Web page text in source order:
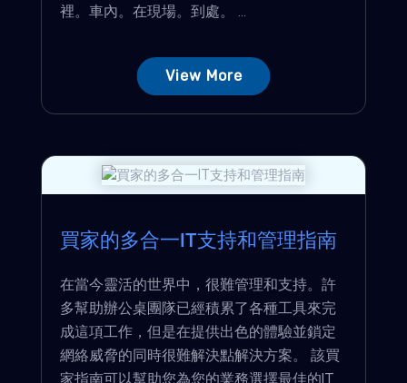
裡。車內。在現場。到處。 ...
View More
買家的多合一IT支持和管理指南
在當今靈活的世界中，很難管理和支持。許
多幫助辦公桌團隊已經積累了各種工具來完
成這項工作，但是在提供出色的體驗並鎖定
網絡威脅的同時很難解決點解決方案。 該買
家指南可以幫助您為您的業務選擇最佳的IT